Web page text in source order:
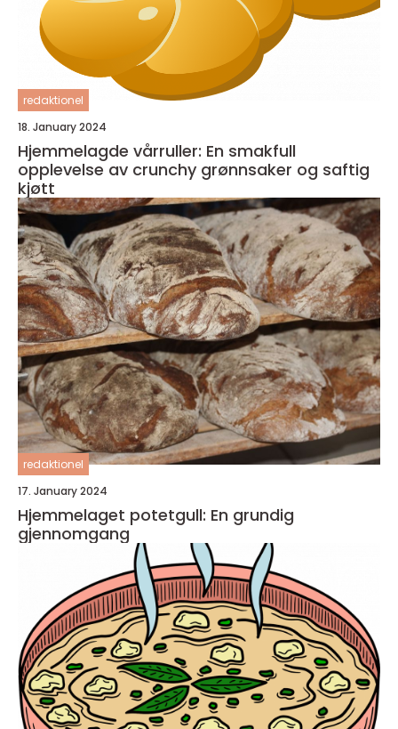
redaktionel
18. January 2024
Hjemmelagde vårruller: En smakfull
opplevelse av crunchy grønnsaker og saftig
kjøtt
redaktionel
17. January 2024
Hjemmelaget potetgull: En grundig
gjennomgang